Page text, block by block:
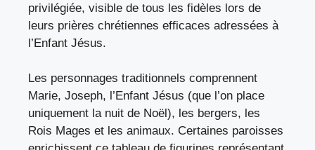
privilégiée, visible de tous les fidèles lors de
leurs prières chrétiennes efficaces adressées à
l’Enfant Jésus.
Les personnages traditionnels comprennent
Marie, Joseph, l’Enfant Jésus (que l’on place
uniquement la nuit de Noël), les bergers, les
Rois Mages et les animaux. Certaines paroisses